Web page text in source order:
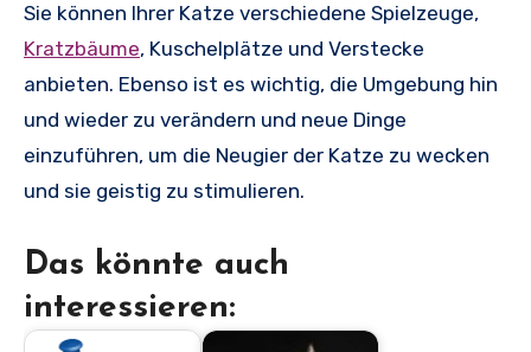
Sie können Ihrer Katze verschiedene Spielzeuge,
Kratzbäume, Kuschelplätze und Verstecke
anbieten. Ebenso ist es wichtig, die Umgebung hin
und wieder zu verändern und neue Dinge
einzuführen, um die Neugier der Katze zu wecken
und sie geistig zu stimulieren.
Das könnte auch
interessieren: